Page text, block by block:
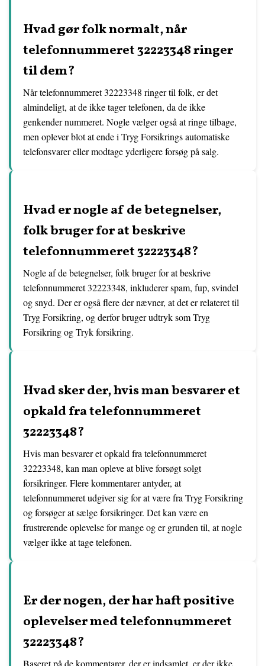
Hvad gør folk normalt, når
telefonnummeret 32223348 ringer
til dem?
Når telefonnummeret 32223348 ringer til folk, er det
almindeligt, at de ikke tager telefonen, da de ikke
genkender nummeret. Nogle vælger også at ringe tilbage,
men oplever blot at ende i Tryg Forsikrings automatiske
telefonsvarer eller modtage yderligere forsøg på salg.
Hvad er nogle af de betegnelser,
folk bruger for at beskrive
telefonnummeret 32223348?
Nogle af de betegnelser, folk bruger for at beskrive
telefonnummeret 32223348, inkluderer spam, fup, svindel
og snyd. Der er også flere der nævner, at det er relateret til
Tryg Forsikring, og derfor bruger udtryk som Tryg
Forsikring og Tryk forsikring.
Hvad sker der, hvis man besvarer et
opkald fra telefonnummeret
32223348?
Hvis man besvarer et opkald fra telefonnummeret
32223348, kan man opleve at blive forsøgt solgt
forsikringer. Flere kommentarer antyder, at
telefonnummeret udgiver sig for at være fra Tryg Forsikring
og forsøger at sælge forsikringer. Det kan være en
frustrerende oplevelse for mange og er grunden til, at nogle
vælger ikke at tage telefonen.
Er der nogen, der har haft positive
oplevelser med telefonnummeret
32223348?
Baseret på de kommentarer, der er indsamlet, er der ikke